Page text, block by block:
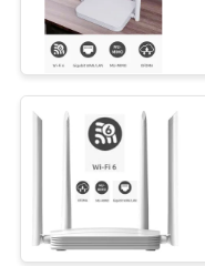
YÊU
CẦU
BÁO